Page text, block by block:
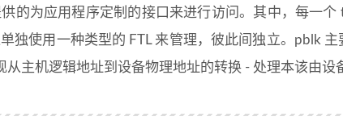
的为应用程序定制的接口来进行访问。其中，每一个
独使用一种类型的 FTL 来管理，彼此间独立。pblk
从主机逻辑地址到设备物理地址的转换 - 处理本该由设